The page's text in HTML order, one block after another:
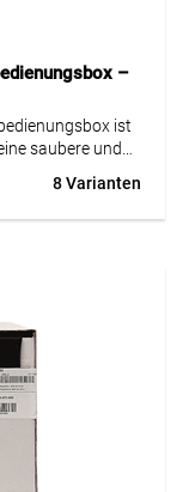
–
ist
saubere und
und ist
UV-beständig
gute
ist UL-
8 Varianten